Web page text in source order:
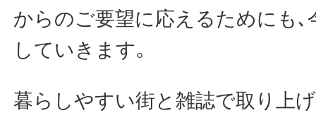
からのご要望に応えるためにも､
していきます｡
暮らしやすい街と雑誌で取り上